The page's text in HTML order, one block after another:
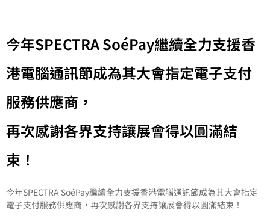
今年SPECTRA SoéPay繼續全力支援香
港電腦通訊節成為其大會指定電子支付
服務供應商，
再次感謝各界支持讓展會得以圓滿結
束！
今年SPECTRA SoéPay繼續全力支援香港電腦通訊節成為其大會指定
電子支付服務供應商，再次感謝各界支持讓展會得以圓滿結束！